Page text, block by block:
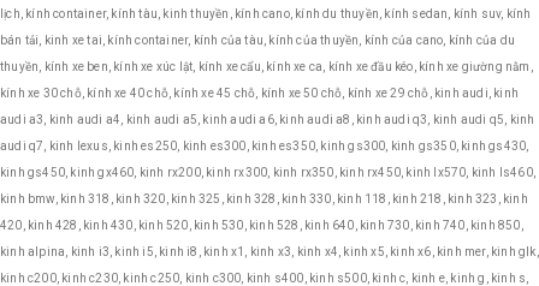
lịch, kính container, kính tàu, kinh thuyền, kính cano, kính du thuyền, kính sedan, kính suv, kính
bán tải, kinh xe tai, kính container, kính của tàu, kính của thuyền, kính của cano, kính của du
thuyền, kính xe ben, kính xe xúc lật, kính xe cẩu, kính xe ca, kính xe đầu kéo, kính xe giường nằm,
kính xe 30 chỗ, kính xe 40 chỗ, kính xe 45 chỗ, kính xe 50 chỗ, kính xe 29 chỗ, kinh audi, kinh
audi a3, kinh audi a4, kinh audi a5, kinh audi a6, kinh audi a8, kinh audi q3, kinh audi q5, kinh
audi q7, kinh lexus, kinh es250, kinh es300, kinh es350, kinh gs300, kinh gs350, kinh gs430,
kinh gs450, kinh gx460, kinh rx200, kinh rx300, kinh rx350, kinh rx450, kinh lx570, kinh ls460,
kinh bmw, kinh 318, kinh 320, kinh 325, kinh 328, kinh 330, kinh 118, kinh 218, kinh 323, kinh
420, kinh 428, kinh 430, kinh 520, kinh 530, kinh 528, kinh 640, kinh 730, kinh 740, kinh 850,
kinh alpina, kinh i3, kinh i5, kinh i8, kinh x1, kinh x3, kinh x4, kinh x5, kinh x6, kinh mer, kinh glk,
kinh c200, kinh c230, kinh c250, kinh c300, kinh s400, kinh s500, kinh c, kinh e, kinh g, kinh s,